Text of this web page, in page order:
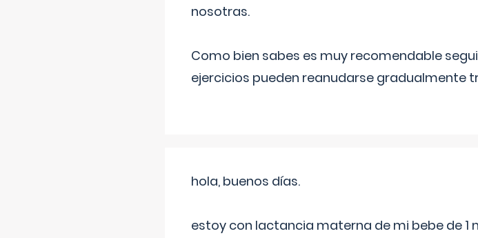
nosotras.
Como bien sabes es muy recomendable
ejercicios pueden reanudarse gradualmente
hola, buenos días.
estoy con lactancia materna de mi bebe de 1